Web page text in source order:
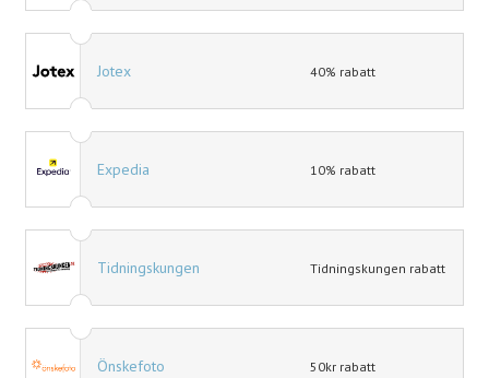
Jotex 40% rabatt
Expedia 10% rabatt
Tidningskungen Tidningskungen rabatt
Önskefoto 50kr rabatt